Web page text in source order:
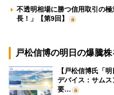
不透明相場に勝つ信用取引の
長！」【第9回】
戸松信博の明日の爆騰株
【戸松信博氏「
デバイス：サム
要…